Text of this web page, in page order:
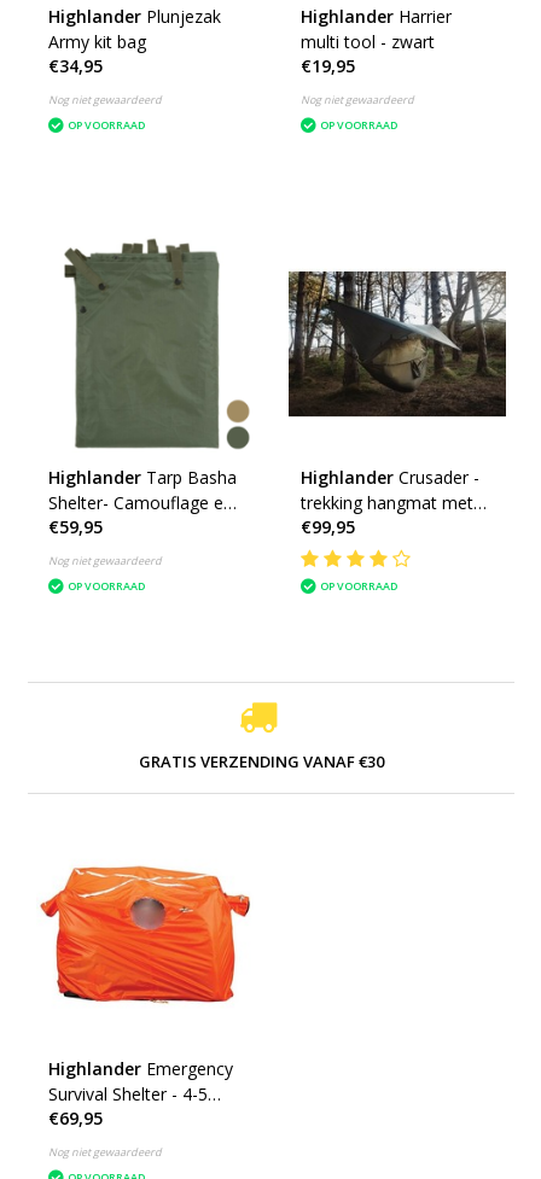
Highlander Plunjezak
Army kit bag
€34,95
Nog niet gewaardeerd
OP VOORRAAD
Highlander Harrier
multi tool - zwart
€19,95
Nog niet gewaardeerd
OP VOORRAAD
Highlander Tarp Basha
Shelter- Camouflage en
Olive
€59,95
Nog niet gewaardeerd
OP VOORRAAD
Highlander Crusader -
trekking hangmat met
tarp en mosquitonet -
olive groen
€99,95
OP VOORRAAD
GRATIS VERZENDING VANAF €30
Highlander Emergency
Survival Shelter - 4-5
personen - oranje
€69,95
Nog niet gewaardeerd